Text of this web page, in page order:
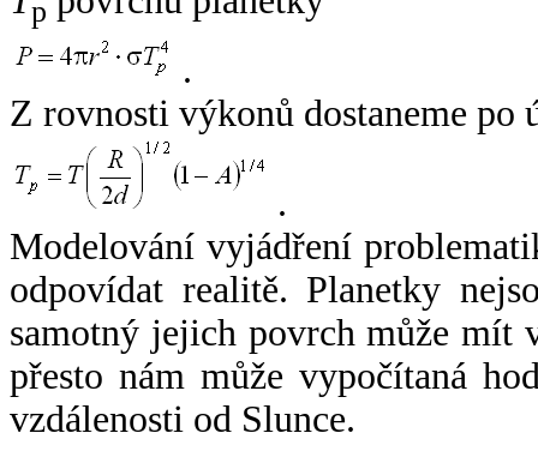
p
.
Z rovnosti výkonů dostaneme po
.
Modelování vyjádření
odpovídat realitě. Planetky
samotný jejich povrch může mít
přesto nám může vypočítaná
vzdálenosti od Slunce.